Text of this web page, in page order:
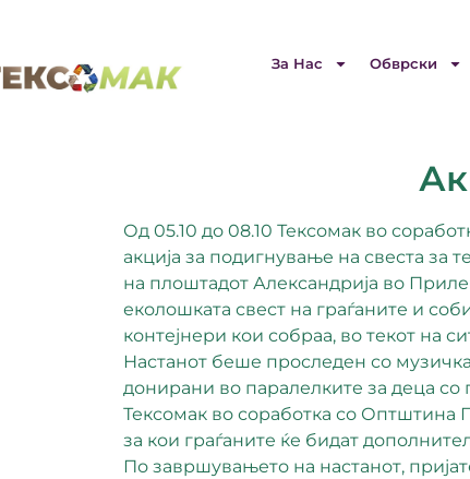
За Нас Обврски
Од 05.10 до 08.10 Тексомак во
акција за подигнување на свеста за
на плоштадот Александрија во
еколошката свест на граѓаните и
контејнери кои собраа, во текот на
Настанот беше проследен со
донирани во паралелките за деца
Тексомак во соработка со Оптштина
за кои граѓаните ќе бидат
По завршувањето на настанот,